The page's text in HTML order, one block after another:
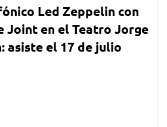
Led Zeppelin con
Joint en el Teatro Jorge
asiste el 17 de julio